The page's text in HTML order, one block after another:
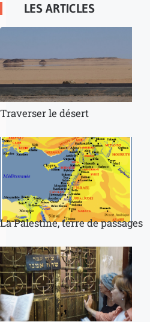
LES ARTICLES
Traverser le désert
La Palestine, terre de passages